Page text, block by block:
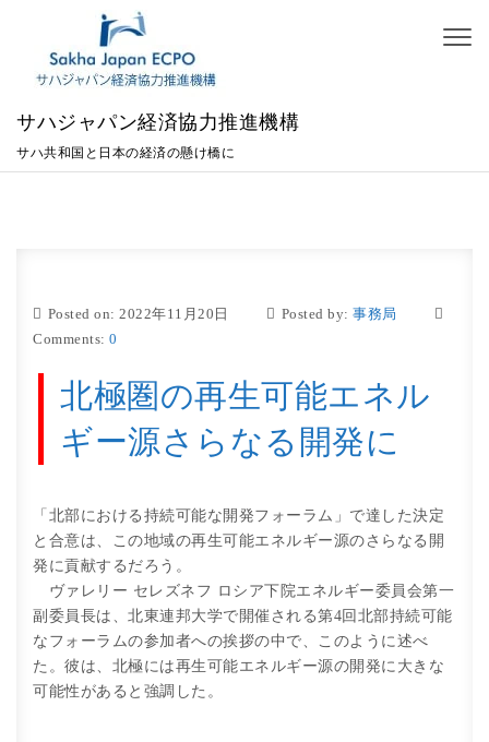
Skip to content
サハジャパン経済協力推進機構
サハ共和国と日本の経済の懸け橋に
Posted on: 2022年11月20日 Posted by: 事務局
Comments: 0
北極圏の再生可能エネル
ギー源さらなる開発に
「北部における持続可能な開発フォーラム」で達した決定
と合意は、この地域の再生可能エネルギー源のさらなる開
発に貢献するだろう。
ヴァレリー セレズネフ ロシア下院エネルギー委員会第一
副委員長は、北東連邦大学で開催される第4回北部持続可能
なフォーラムの参加者への挨拶の中で、このように述べ
た。彼は、北極には再生可能エネルギー源の開発に大きな
可能性があると強調した。